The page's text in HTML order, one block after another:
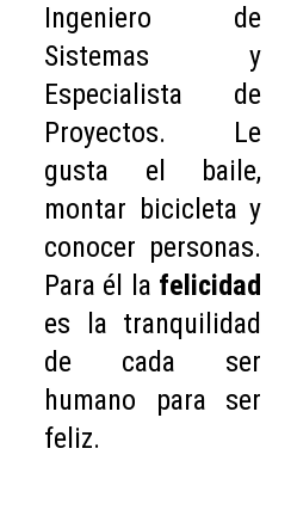
Ingeniero de
Sistemas y
Especialista de
Proyectos. Le
gusta el baile,
montar bicicleta y
conocer personas.
Para él la felicidad
es la tranquilidad
de cada ser
humano para ser
feliz.